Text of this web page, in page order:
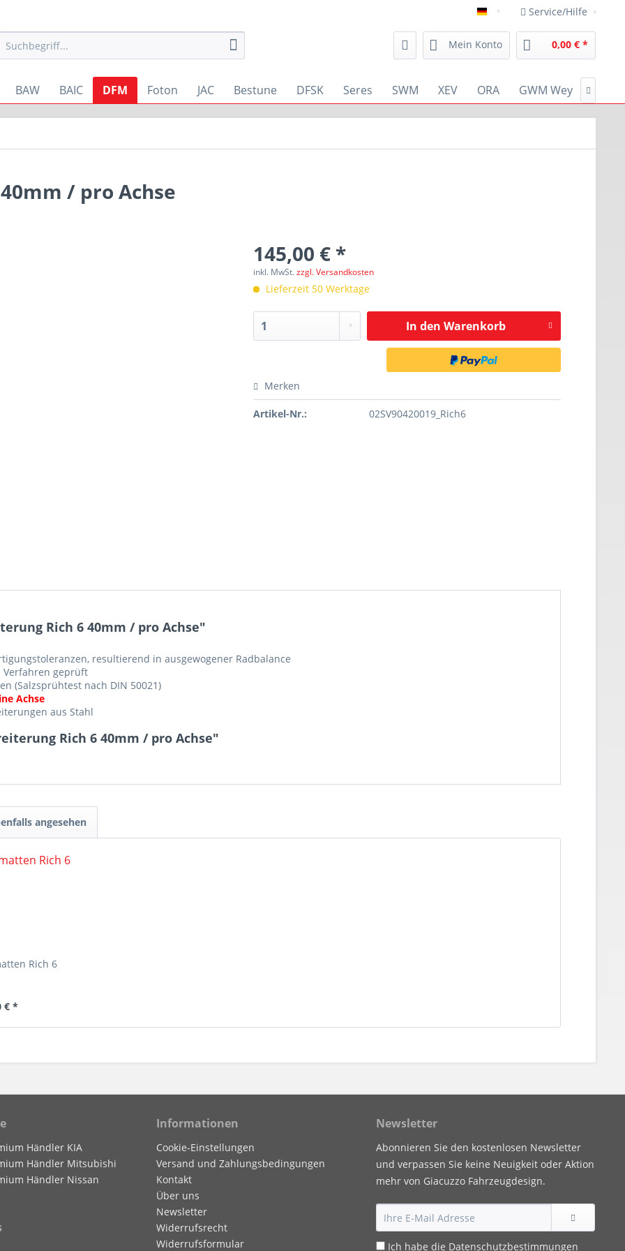
deutsch Service/Hilfe
Mein Konto 0,00 € *
BAW BAIC DFM Foton JAC Bestune DFSK Seres SWM XEV ORA GWM Wey 
/ pro Achse
145,00 € *
inkl. MwSt.zzgl. Versandkosten
Lieferzeit 50 Werktage
In den Warenkorb
Merken
Artikel-Nr.: 02SV90420019_Rich6
Rich 6 40mm / pro Achse"
resultierend in ausgewogener Radbalance
Verfahren geprüft
(Salzsprühtest nach DIN 50021)
Achse
aus Stahl
Rich 6 40mm / pro Achse"
angesehen
Rich 6
€ *
Händler KIA
Händler Mitsubishi
Händler Nissan
Informationen
Cookie-Einstellungen
Versand und Zahlungsbedingungen
Kontakt
Über uns
Newsletter
Widerrufsrecht
Widerrufsformular
Newsletter
Abonnieren Sie den kostenlosen Newsletter
und verpassen Sie keine Neuigkeit oder Aktion
mehr von Giacuzzo Fahrzeugdesign.
Ich habe die Datenschutzbestimmungen